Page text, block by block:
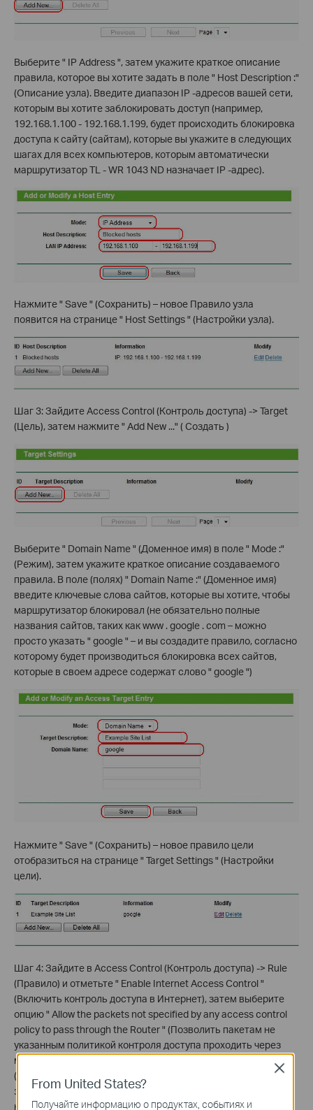
Выберите " IP Address ", затем укажите краткое описание
правила, которое вы хотите задать в поле " Host Description :"
(Описание узла). Введите диапазон IP -адресов вашей сети,
которым вы хотите заблокировать доступ (например,
192.168.1.100 - 192.168.1.199, будет происходить блокировка
доступа к сайту (сайтам), которые вы укажите в следующих
шагах для всех компьютеров, которым автоматически
маршрутизатор TL - WR 1043 ND назначает IP -адрес).
Нажмите " Save " (Сохранить) – новое Правило узла
появится на странице " Host Settings " (Настройки узла).
Шаг 3: Зайдите Access Control (Контроль доступа) -> Target
(Цель), затем нажмите " Add New ..." ( Создать )
Выберите " Domain Name " (Доменное имя) в поле " Mode :"
(Режим), затем укажите краткое описание создаваемого
правила. В поле (полях) " Domain Name :" (Доменное имя)
введите ключевые слова сайтов, которые вы хотите, чтобы
маршрутизатор блокировал (не обязательно полные
названия сайтов, таких как www . google . com – можно
просто указать " google " – и вы создадите правило, согласно
которому будет производиться блокировка всех сайтов,
которые в своем адресе содержат слово " google ")
Нажмите " Save " (Сохранить) – новое правило цели
отобразиться на странице " Target Settings " (Настройки
цели).
Шаг 4: Зайдите в Access Control (Контроль доступа) -> Rule
(Правило) и отметьте " Enable Internet Access Control "
(Включить контроль доступа в Интернет), затем выберите
опцию " Allow the packets not specified by any access control
policy to pass through the Router " (Позволить пакетам не
указанным политикой контроля доступа проходить через
маршрутизатор) (если будет установлена опция " Deny "
(Запретить), все веб-сайты, кроме тех, для которых вы
задали правила узла/цели будут заблокированы), затем
нажмите " Save " (Сохранить).
From United States?
Получайте информацию о продуктах, событиях и
Close